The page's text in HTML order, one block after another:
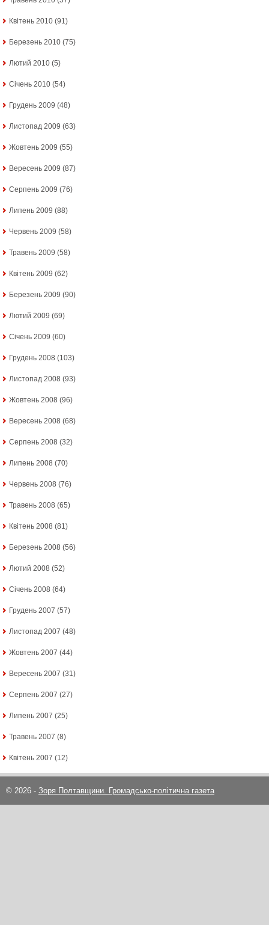
Квітень 2010 (91)
Березень 2010 (75)
Лютий 2010 (5)
Січень 2010 (54)
Грудень 2009 (48)
Листопад 2009 (63)
Жовтень 2009 (55)
Вересень 2009 (87)
Серпень 2009 (76)
Липень 2009 (88)
Червень 2009 (58)
Травень 2009 (58)
Квітень 2009 (62)
Березень 2009 (90)
Лютий 2009 (69)
Січень 2009 (60)
Грудень 2008 (103)
Листопад 2008 (93)
Жовтень 2008 (96)
Вересень 2008 (68)
Серпень 2008 (32)
Липень 2008 (70)
Червень 2008 (76)
Травень 2008 (65)
Квітень 2008 (81)
Березень 2008 (56)
Лютий 2008 (52)
Січень 2008 (64)
Грудень 2007 (57)
Листопад 2007 (48)
Жовтень 2007 (44)
Вересень 2007 (31)
Серпень 2007 (27)
Липень 2007 (25)
Травень 2007 (8)
Квітень 2007 (12)
© 2026 - Зоря Полтавщини. Громадсько-політична газета